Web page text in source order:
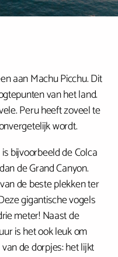
aan Machu Picchu. Dit
van het land.
Peru heeft zoveel te
wordt.
bijvoorbeeld de Colca
de Grand Canyon.
de beste plekken ter
gigantische vogels
meter! Naast de
is het ook leuk om
de dorpjes: het lijkt